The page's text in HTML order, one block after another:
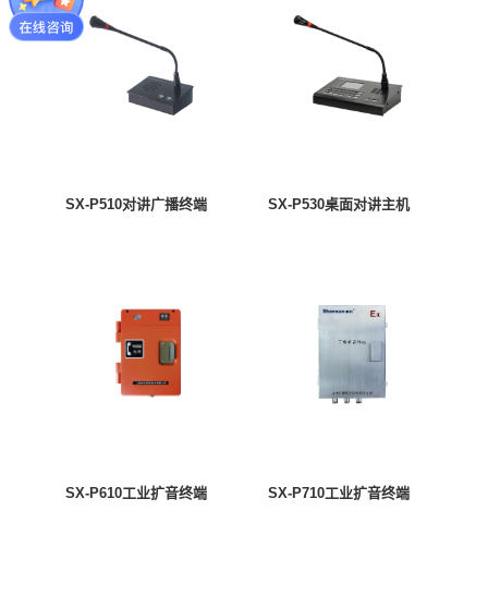
SX-P510对讲广播终端 SX-P530桌面对讲主机
SX-P610工业扩音终端 SX-P710工业扩音终端